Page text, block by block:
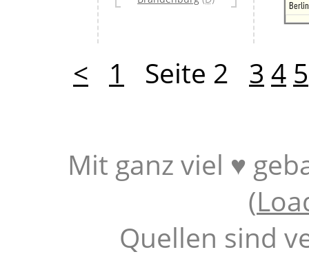
< 1 Seite 2 3 4 5
Mit ganz viel ♥
(
Quellen sind